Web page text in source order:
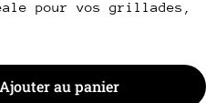
pour vos grillades,
Ajouter au panier
obligatoires.
question